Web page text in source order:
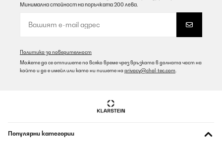
Минимална стойност на поръчката 200 лева.
Политика за поверителност
Можете да се отпишете по всяко време чрез връзката в долната част на
който и да е имейл или като ни пишете на privacy@chal-tec.com
Популярни категории